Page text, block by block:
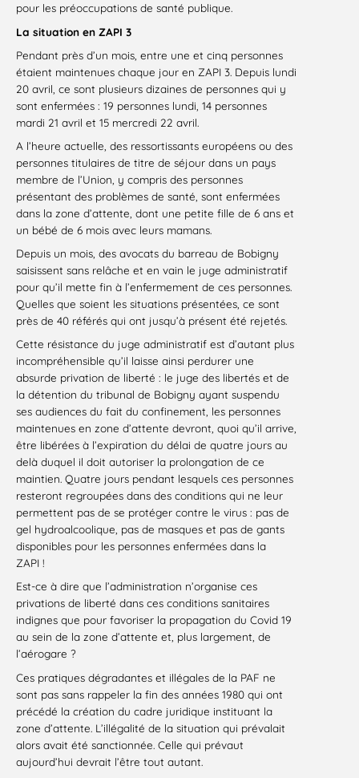
pour les préoccupations de santé publique.
La situation en ZAPI 3
Pendant près d’un mois, entre une et cinq personnes
étaient maintenues chaque jour en ZAPI 3. Depuis lundi
20 avril, ce sont plusieurs dizaines de personnes qui y
sont enfermées : 19 personnes lundi, 14 personnes
mardi 21 avril et 15 mercredi 22 avril.
A l’heure actuelle, des ressortissants européens ou des
personnes titulaires de titre de séjour dans un pays
membre de l’Union, y compris des personnes
présentant des problèmes de santé, sont enfermées
dans la zone d’attente, dont une petite fille de 6 ans et
un bébé de 6 mois avec leurs mamans.
Depuis un mois, des avocats du barreau de Bobigny
saisissent sans relâche et en vain le juge administratif
pour qu’il mette fin à l’enfermement de ces personnes.
Quelles que soient les situations présentées, ce sont
près de 40 référés qui ont jusqu’à présent été rejetés.
Cette résistance du juge administratif est d’autant plus
incompréhensible qu’il laisse ainsi perdurer une
absurde privation de liberté : le juge des libertés et de
la détention du tribunal de Bobigny ayant suspendu
ses audiences du fait du confinement, les personnes
maintenues en zone d’attente devront, quoi qu’il arrive,
être libérées à l’expiration du délai de quatre jours au
delà duquel il doit autoriser la prolongation de ce
maintien. Quatre jours pendant lesquels ces personnes
resteront regroupées dans des conditions qui ne leur
permettent pas de se protéger contre le virus : pas de
gel hydroalcoolique, pas de masques et pas de gants
disponibles pour les personnes enfermées dans la
ZAPI !
Est-ce à dire que l’administration n’organise ces
privations de liberté dans ces conditions sanitaires
indignes que pour favoriser la propagation du Covid 19
au sein de la zone d’attente et, plus largement, de
l’aérogare ?
Ces pratiques dégradantes et illégales de la PAF ne
sont pas sans rappeler la fin des années 1980 qui ont
précédé la création du cadre juridique instituant la
zone d’attente. L’illégalité de la situation qui prévalait
alors avait été sanctionnée. Celle qui prévaut
aujourd’hui devrait l’être tout autant.